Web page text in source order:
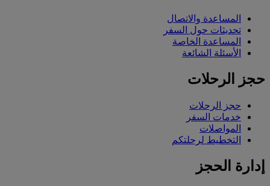
المساعدة والاتصال
تحديثات حول السفر
المساعدة الخاصة
الأسئلة الشائعة
حجز الرحلات
حجز الرحلات
خدمات السفر
المواصلات
التخطيط لرحلتكم
إدارة الحجز